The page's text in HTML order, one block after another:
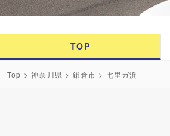
TOP
Top >神奈川県 > 鎌倉市 > 七里ガ浜